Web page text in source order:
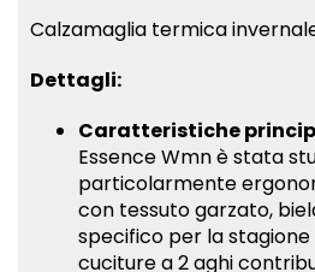
Bereen"
Facebook
invernale
donna
Bereen"
on
Bereen"
on
Google
Bereen"
on
Pinterest
Calzamaglia termica
Dettagli:
Caratteristiche
Essence Wmn è stata
particolarmente
con tessuto garzato,
specifico per la stagione
cuciture a 2 aghi